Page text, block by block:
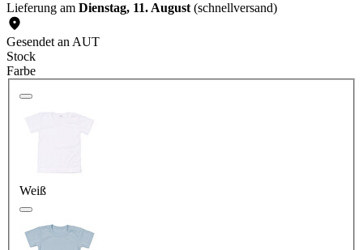
Lieferung am Dienstag, 11. August (schnellversand)
Gesendet an AUT
Stock
Farbe
Weiß